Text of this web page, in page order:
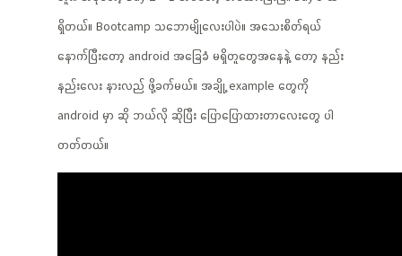
ရှိတယ်။ Bootcamp သဘောမျိုလေးပါပဲ။ အသေးစိတ်ရယ်
နောက်ပြီးတော့ android အခြေခံ မရှိတူတွေအနေနဲ့ တော့ နည်း
နည်းလေး နားလည် ဖို့ခက်မယ်။ အချို့ example တွေကို
android မှာ ဆို ဘယ်လို ဆိုပြီး ပြောပြောထားတာလေးတွေ ပါ
တတ်တယ်။